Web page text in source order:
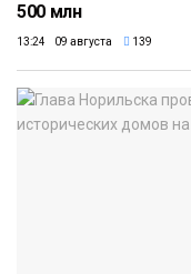
500 млн
13:24 09 августа 139